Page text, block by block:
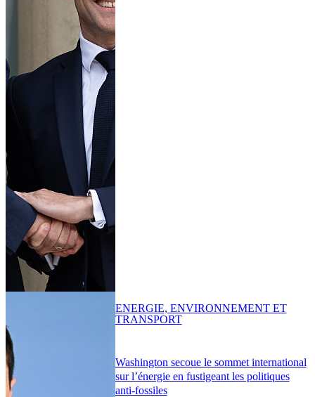
Washington secoue le sommet international
sur l’énergie en fustigeant les politiques
anti-fossiles
ENERGIE, ENVIRONNEMENT ET
TRANSPORT